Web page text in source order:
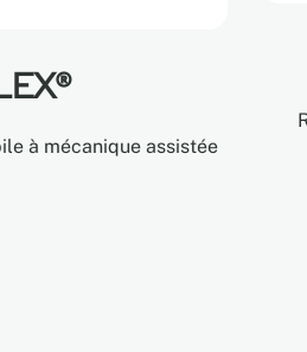
à mécanique assistée